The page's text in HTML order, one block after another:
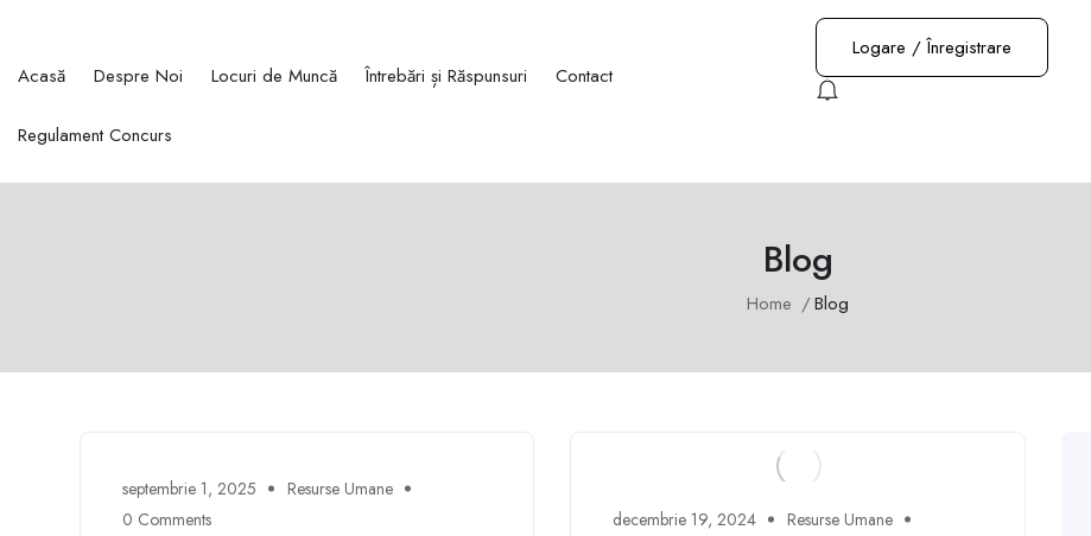
Acasă Despre Noi Locuri de Muncă Întrebări și Răspunsuri Contact
Regulament Concurs
Logare / Înregistrare
Blog
Home Blog
septembrie 1, 2025
Resurse Umane
0 Comments
decembrie 19, 2024
Resurse Umane